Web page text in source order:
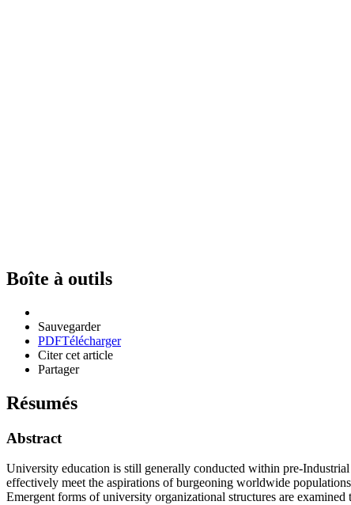
Boîte à outils
Sauvegarder
PDFTélécharger
Citer cet article
Partager
Résumés
Abstract
University education is still generally conducted within pre-
effectively meet the aspirations of burgeoning worldwide
Emergent forms of university organizational structures are